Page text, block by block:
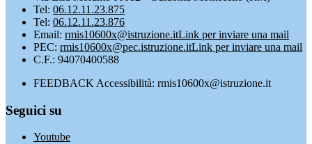
Tel: 06.12.11.23.875
Tel: 06.12.11.23.876
Email: rmis10600x@istruzione.itLink per inviare una mail
PEC: rmis10600x@pec.istruzione.itLink per inviare una mail
C.F.: 94070400588
FEEDBACK Accessibilità: rmis10600x@istruzione.it
Seguici su
Youtube